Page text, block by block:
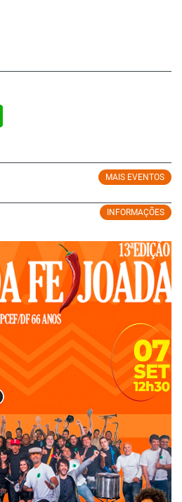
MAIS EVENTOS
INFORMAÇÕES